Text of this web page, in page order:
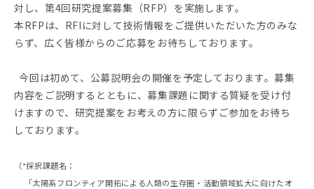
対し、第4回研究提案募集（RFP）を実施します。
本RFPは、RFIに対して技術情報をご提供いただいた方のみな
らず、広く皆様からのご応募をお待ちしております。
今回は初めて、公募説明会の開催を予定しております。募集
内容をご説明するとともに、募集課題に関する質疑を受け付
けますので、研究提案をお考えの方に限らずご参加をお待ち
しております。
（*採択課題名：
「太陽系フロンティア開拓による人類の生存圏・活動領域拡大に向けたオ